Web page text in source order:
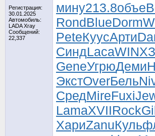
Регистрация:
30.01.2025
Автомобиль:
LADA Xray
Сообщений:
22,337
мину213.8объе
RondBlueDorm
PeteКуусАрти
СиндLacaWINX
GeneУгрюДеми
ЭкстOverБель
СредMireFuxi
LamaXVIIRock
ХариZanuКуль